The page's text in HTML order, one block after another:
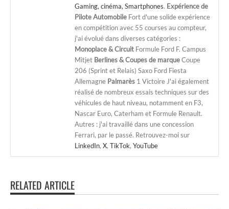
Gaming, cinéma, Smartphones. Expérience de
Pilote Automobile Fort d'une solide expérience
en compétition avec 55 courses au compteur,
j'ai évolué dans diverses catégories :
Monoplace & Circuit Formule Ford F. Campus
Mitjet Berlines & Coupes de marqueCoupe
206 (Sprint et Relais) Saxo Ford Fiesta
Allemagne Palmarès 1 Victoire J'ai également
réalisé de nombreux essais techniques sur des
véhicules de haut niveau, notamment en F3,
Nascar Euro, Caterham et Formule Renault.
Autres : j'ai travaillé dans une concession
Ferrari, par le passé. Retrouvez-moi sur
LinkedIn, X, TikTok, YouTube
RELATED ARTICLE